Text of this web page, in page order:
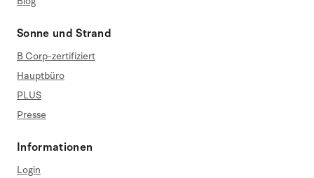
Sonne und Strand
B Corp-zertifiziert
Hauptbüro
PLUS
Presse
Informationen
Login